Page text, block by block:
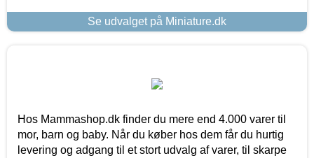
Se udvalget på Miniature.dk
Hos Mammashop.dk finder du mere end 4.000 varer til
mor, barn og baby. Når du køber hos dem får du hurtig
levering og adgang til et stort udvalg af varer, til skarpe